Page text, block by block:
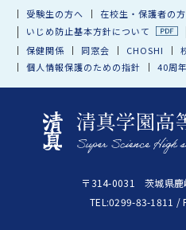
受験生の方へ 在校生・保護者の
いじめ防止基本方針について
保健関係
同窓会 CHOSHI
個人情報保護のための指針
40周
〒314-0031 茨城県鹿
TEL:0299-83-1811 /